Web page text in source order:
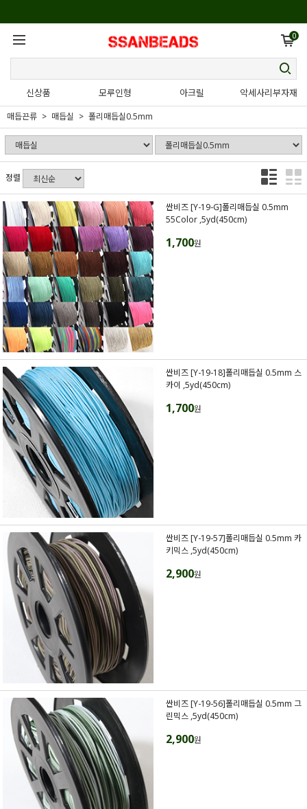
0
신상품 모루인형 아크릴 악세사리부자재
매듭끈류 매듭실 폴리매듭실0.5mm
정렬
싼비즈 [Y-19-G]폴리매듭실 0.5mm
55Color ,5yd(450cm)
1,700원
싼비즈 [Y-19-18]폴리매듭실 0.5mm 스
카이 ,5yd(450cm)
1,700원
싼비즈 [Y-19-57]폴리매듭실 0.5mm 카
키믹스 ,5yd(450cm)
2,900원
싼비즈 [Y-19-56]폴리매듭실 0.5mm 그
린믹스 ,5yd(450cm)
2,900원